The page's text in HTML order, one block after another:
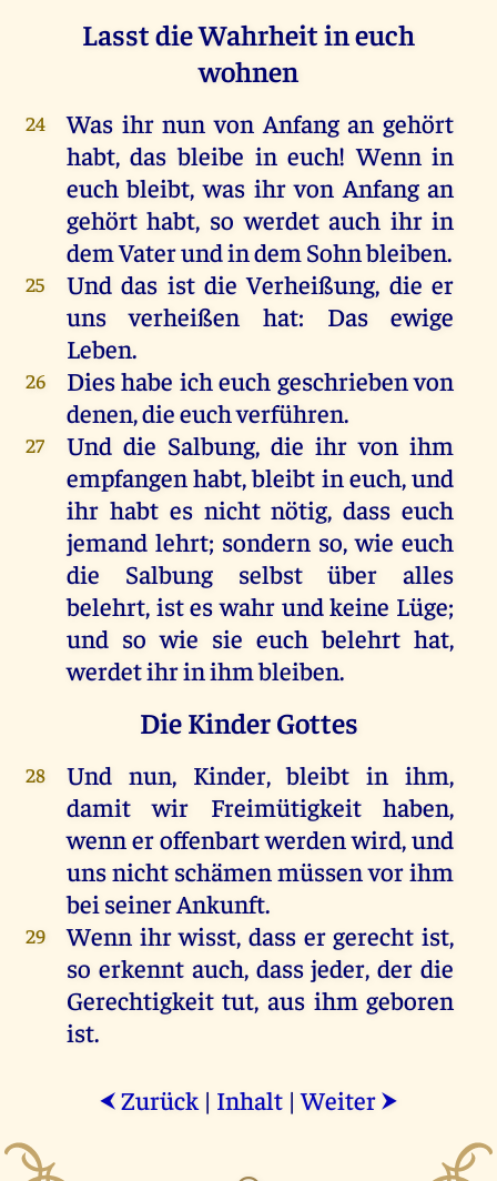
Lasst die Wahrheit in euch
wohnen
24 Was ihr nun von Anfang an gehört
habt,das bleibe in euch!Wenn in
euch bleibt,was ihr von Anfang an
gehört habt, so werdet auch ihr in
demVaterundindem Sohnbleiben.
25 Und das ist die Verheißung, die er
uns
verheißen hat: Das
ewige
Leben.
26 Dieshabe icheuch geschriebenvon
denen,dieeuchverführen.
27 Und die Salbung,die ihr von ihm
empfangenhabt,bleibt ineuch,und
ihr habt es nicht nötig, dasseuch
jemand lehrt; sondern so,wie euch
die
Salbung selbst über
alles
belehrt, istes wahr undkeine Lüge;
und so wie sie euch belehrt hat,
werdetihrinihmbleiben.
Die Kinder Gottes
28 Und nun, Kinder,bleibt in ihm,
damit
wir Freimütigkeithaben,
wenneroffenbartwerdenwird,und
unsnicht schämenmüssenvorihm
bei seinerAnkunft.
29 Wenn ihrwisst, dass er gerecht ist,
so erkennt auch, dassjeder,der die
Gerechtigkeit tut, aus ihm geboren
ist.
⮜ Zurück | Inhalt |Weiter ⮞